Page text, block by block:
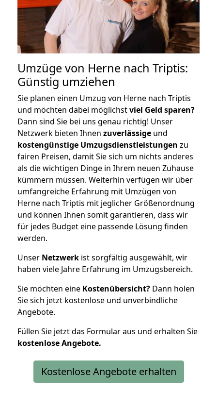
Umzüge von Herne nach Triptis:
Günstig umziehen
Sie planen einen Umzug von Herne nach Triptis
und möchten dabei möglichstviel Geld sparen?
Dann sind Sie bei uns genau richtig! Unser
Netzwerk bieten Ihnen zuverlässige und
kostengünstige Umzugsdienstleistungen zu
fairen Preisen, damit Sie sich um nichts anderes
als die wichtigen Dinge in Ihrem neuen Zuhause
kümmern müssen. Weiterhin verfügen wir über
umfangreiche Erfahrung mit Umzügen von
Herne nach Triptis mit jeglicher Größenordnung
und können Ihnen somit garantieren, dass wir
für jedes Budget eine passende Lösung finden
werden.
Unser Netzwerk ist sorgfältig ausgewählt, wir
haben viele Jahre Erfahrung im Umzugsbereich.
Sie möchten eine Kostenübersicht? Dann holen
Sie sich jetzt kostenlose und unverbindliche
Angebote.
Füllen Sie jetzt das Formular aus und erhalten Sie
kostenloseAngebote.
Kostenlose Angebote erhalten